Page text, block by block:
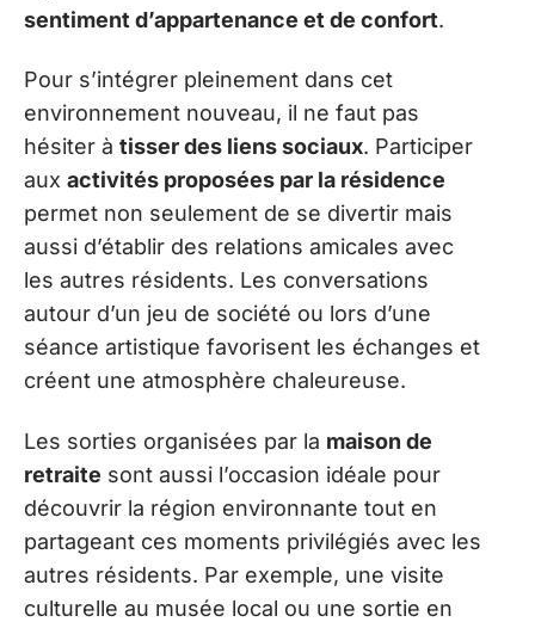
sentiment d’appartenance et de confort.
Pour s’intégrer pleinement dans cet
environnement nouveau, il ne faut pas
hésiter à tisser des liens sociaux. Participer
aux activités proposées par la résidence
permet non seulement de se divertir mais
aussi d’établir des relations amicales avec
les autres résidents. Les conversations
autour d’un jeu de société ou lors d’une
séance artistique favorisent les échanges et
créent une atmosphère chaleureuse.
Les sorties organisées par la maison de
retraite sont aussi l’occasion idéale pour
découvrir la région environnante tout en
partageant ces moments privilégiés avec les
autres résidents. Par exemple, une visite
culturelle au musée local ou une sortie en